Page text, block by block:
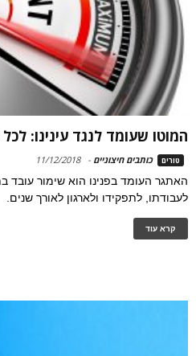
המוטו שעומד לנגד עינינו:
טורים כותבים חיצוניים -
11/12/2018
האתגר העומד בפנינו הוא שימור עובד
לעבודתו, לתפקידו ולארגון לאורך שנים.
קרא עוד